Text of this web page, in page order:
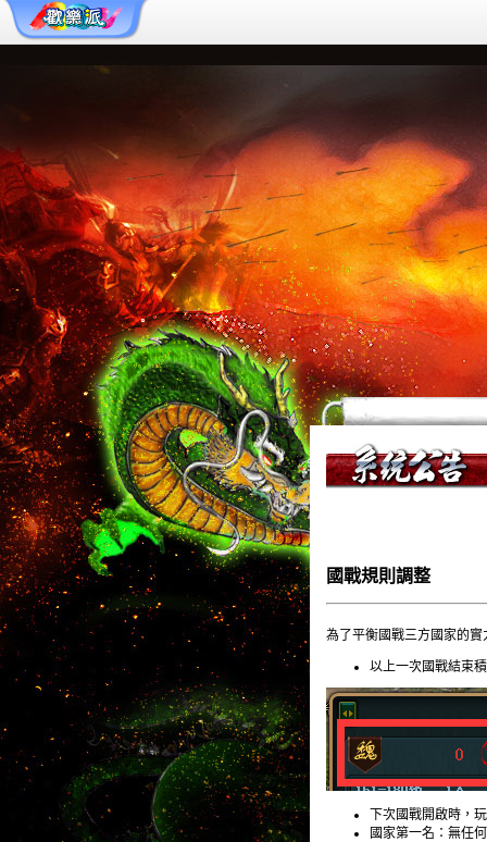
國戰規則調整
為了平衡國戰三方國家的
以上一次國戰結束
下次國戰開啟時，
國家第一名：無任